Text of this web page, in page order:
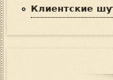
Клиентские